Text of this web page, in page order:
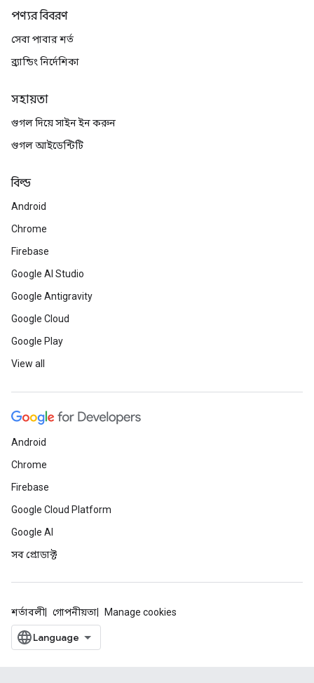
পণ্যর বিবরণ
সেবা পাবার শর্ত
ব্র্যান্ডিং নির্দেশিকা
সহায়তা
গুগল দিয়ে সাইন ইন করুন
গুগল আইডেন্টিটি
বিল্ড
Android
Chrome
Firebase
Google AI Studio
Google Antigravity
Google Cloud
Google Play
View all
Android
Chrome
Firebase
Google Cloud Platform
Google AI
সব প্রোডাক্ট
শর্তাবলী গোপনীয়তা Manage cookies